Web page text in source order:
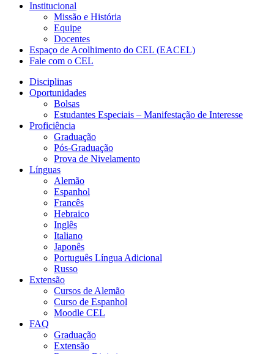
Institucional
Missão e História
Equipe
Docentes
Espaço de Acolhimento do CEL (EACEL)
Fale com o CEL
Disciplinas
Oportunidades
Bolsas
Estudantes Especiais – Manifestação de Interesse
Proficiência
Graduação
Pós-Graduação
Prova de Nivelamento
Línguas
Alemão
Espanhol
Francês
Hebraico
Inglês
Italiano
Japonês
Português Língua Adicional
Russo
Extensão
Cursos de Alemão
Curso de Espanhol
Moodle CEL
FAQ
Graduação
Extensão